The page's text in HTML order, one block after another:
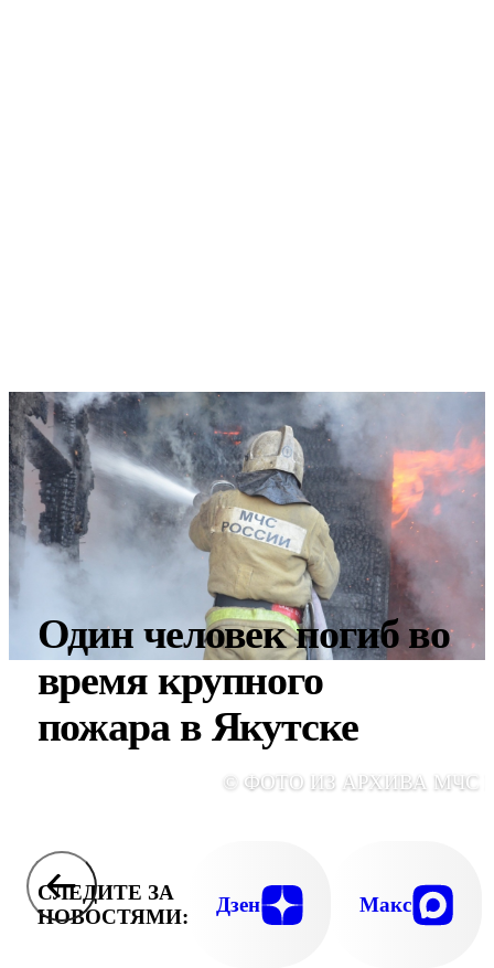
Один человек погиб во
время крупного
пожара в Якутске
© ФОТО ИЗ АРХИВА МЧС
СЛЕДИТЕ ЗА
НОВОСТЯМИ:
Дзен Макс